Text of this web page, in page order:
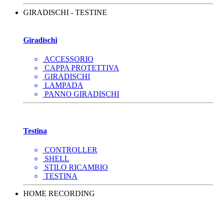
GIRADISCHI - TESTINE
Giradischi
ACCESSORIO
CAPPA PROTETTIVA
GIRADISCHI
LAMPADA
PANNO GIRADISCHI
Testina
CONTROLLER
SHELL
STILO RICAMBIO
TESTINA
HOME RECORDING